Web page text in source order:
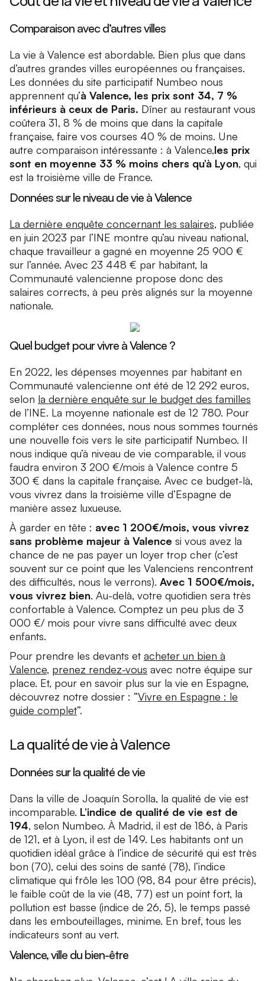
Comparaison avec d’autres villes
La vie à Valence est abordable. Bien plus que dans
d’autres grandes villes européennes ou françaises.
Les données du site participatif Numbeo nous
apprennent qu’à Valence, les prix sont 34, 7 %
inférieurs à ceux de Paris. Dîner au restaurant vous
coûtera 31, 8 % de moins que dans la capitale
française, faire vos courses 40 % de moins. Une
autre comparaison intéressante : à Valence,les prix
sont en moyenne 33 % moins chers qu’à Lyon, qui
est la troisième ville de France.
Données sur le niveau de vie à Valence
La dernière enquête concernant les salaires, publiée
en juin 2023 par l’INE montre qu’au niveau national,
chaque travailleur a gagné en moyenne 25 900 €
sur l’année. Avec 23 448 € par habitant, la
Communauté valencienne propose donc des
salaires corrects, à peu près alignés sur la moyenne
nationale.
Quel budget pour vivre à Valence ?
En 2022, les dépenses moyennes par habitant en
Communauté valencienne ont été de 12 292 euros,
selon la dernière enquête sur le budget des familles
de l’INE. La moyenne nationale est de 12 780. Pour
compléter ces données, nous nous sommes tournés
une nouvelle fois vers le site participatif Numbeo. Il
nous indique qu’à niveau de vie comparable, il vous
faudra environ 3 200 €/mois à Valence contre 5
300 € dans la capitale française. Avec ce budget-là,
vous vivrez dans la troisième ville d’Espagne de
manière assez luxueuse.
À garder en tête : avec 1 200€/mois, vous vivrez
sans problème majeur à Valence si vous avez la
chance de ne pas payer un loyer trop cher (c’est
souvent sur ce point que les Valenciens rencontrent
des difficultés, nous le verrons). Avec 1 500€/mois,
vous vivrez bien. Au-delà, votre quotidien sera très
confortable à Valence. Comptez un peu plus de 3
000 €/ mois pour vivre sans difficulté avec deux
enfants.
Pour prendre les devants et acheter un bien à
Valence, prenez rendez-vous avec notre équipe sur
place. Et, pour en savoir plus sur la vie en Espagne,
découvrez notre dossier : “Vivre en Espagne : le
guide complet”.
La qualité de vie à Valence
Données sur la qualité de vie
Dans la ville de Joaquín Sorolla, la qualité de vie est
incomparable. L’indice de qualité de vie est de
194, selon Numbeo. À Madrid, il est de 186, à Paris
de 121, et à Lyon, il est de 149. Les habitants ont un
quotidien idéal grâce à l’indice de sécurité qui est très
bon (70), celui des soins de santé (78), l’indice
climatique qui frôle les 100 (98, 84 pour être précis),
le faible coût de la vie (48, 77) est un point fort, la
pollution est basse (indice de 26, 5), le temps passé
dans les embouteillages, minime. En bref, tous les
indicateurs sont au vert.
Valence, ville du bien-être